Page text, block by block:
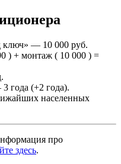
ключ» — 10 000 руб.
) + монтаж ( 10 000 ) =
года (+2 года).
населенных
про
здесь.